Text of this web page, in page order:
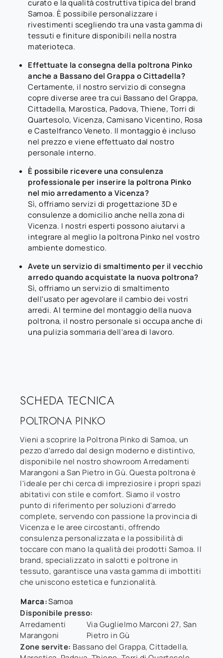
curato e la qualità costruttiva tipica del brand
Samoa. È possibile personalizzare i
rivestimenti scegliendo tra una vasta gamma di
tessuti e finiture disponibili nella nostra
materioteca.
Effettuate la consegna della poltrona Pinko
anche a Bassano del Grappa o Cittadella?
Certamente, il nostro servizio di consegna
copre diverse aree tra cui Bassano del Grappa,
Cittadella, Marostica, Padova, Thiene, Torri di
Quartesolo, Vicenza, Camisano Vicentino, Rosa
e Castelfranco Veneto. Il montaggio è incluso
nel prezzo e viene effettuato dal nostro
personale interno.
È possibile ricevere una consulenza
professionale per inserire la poltrona Pinko
nel mio arredamento a Vicenza?
Sì, offriamo servizi di progettazione 3D e
consulenze a domicilio anche nella zona di
Vicenza. I nostri esperti possono aiutarvi a
integrare al meglio la poltrona Pinko nel vostro
ambiente domestico.
Avete un servizio di smaltimento per il vecchio
arredo quando acquistate la nuova poltrona?
Sì, offriamo un servizio di smaltimento
dell'usato per agevolare il cambio dei vostri
arredi. Al termine del montaggio della nuova
poltrona, il nostro personale si occupa anche di
una pulizia sommaria dell'area di lavoro.
SCHEDA TECNICA
POLTRONA PINKO
Vieni a scoprire la Poltrona Pinko di Samoa, un
pezzo d'arredo dal design moderno e distintivo,
disponibile nel nostro showroom Arredamenti
Marangoni a San Pietro in Gù. Questa poltrona è
l'ideale per chi cerca di impreziosire i propri spazi
abitativi con stile e comfort. Siamo il vostro
punto di riferimento per soluzioni d'arredo
complete, servendo con passione la provincia di
Vicenza e le aree circostanti, offrendo
consulenza personalizzata e la possibilità di
toccare con mano la qualità dei prodotti Samoa. Il
brand, specializzato in salotti e poltrone in
tessuto, garantisce una vasta gamma di imbottiti
che uniscono estetica e funzionalità.
Marca:Samoa
Disponibile presso:
Arredamenti
Marangoni
Via Guglielmo Marconi 27, San
Pietro in Gù
Zone servite: Bassano del Grappa, Cittadella,